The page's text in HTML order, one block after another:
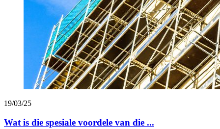
19/03/25
Wat is die spesiale voordele van die ...